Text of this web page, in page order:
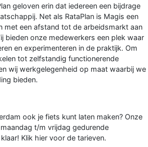
geloven erin dat iedereen een bijdrage
Net als RataPlan is Magis een
met een afstand tot de arbeidsmarkt aan
bieden onze medewerkers een plek waar
en experimenteren in de praktijk. Om
tot zelfstandig functionerende
wij werkgelegenheid op maat waarbij we
bieden.
ook je fiets kunt laten maken? Onze
t/m vrijdag gedurende
Klik hier voor de tarieven.